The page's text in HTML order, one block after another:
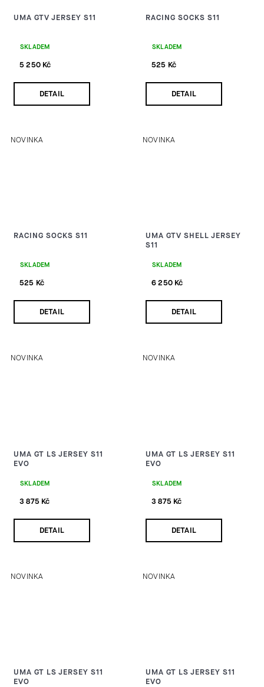
UMA GTV JERSEY S11
SKLADEM
5 250 Kč
DETAIL
RACING SOCKS S11
SKLADEM
525 Kč
DETAIL
NOVINKA
RACING SOCKS S11
SKLADEM
525 Kč
DETAIL
NOVINKA
UMA GTV SHELL JERSEY
S11
SKLADEM
6 250 Kč
DETAIL
NOVINKA
UMA GT LS JERSEY S11
EVO
SKLADEM
3 875 Kč
DETAIL
NOVINKA
UMA GT LS JERSEY S11
EVO
SKLADEM
3 875 Kč
DETAIL
NOVINKA
UMA GT LS JERSEY S11
EVO
NOVINKA
UMA GT LS JERSEY S11
EVO